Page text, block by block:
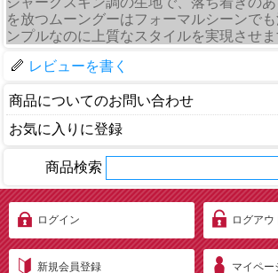
を放つムーングーはフォーマルシーンで
ンプルなのに上質なスタイルを実現させま
レビューを書く
商品についてのお問い合わせ
お気に入りに登録
商品検索
ログイン ログアウ
新規会員登録 マイペー